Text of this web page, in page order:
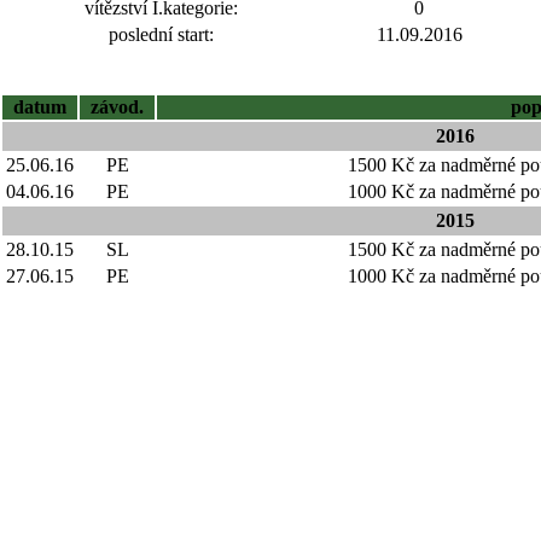
vítězství I.kategorie:
0
poslední start:
11.09.2016
datum závod.
2016
25.06.16
PE
1500 Kč za nadměrné
04.06.16
PE
1000 Kč za nadměrné
2015
28.10.15
SL
1500 Kč za nadměrné
27.06.15
PE 1000 Kč za nadměrné